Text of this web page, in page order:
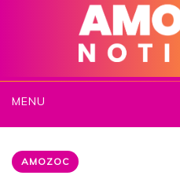
MENU
AMOZOC